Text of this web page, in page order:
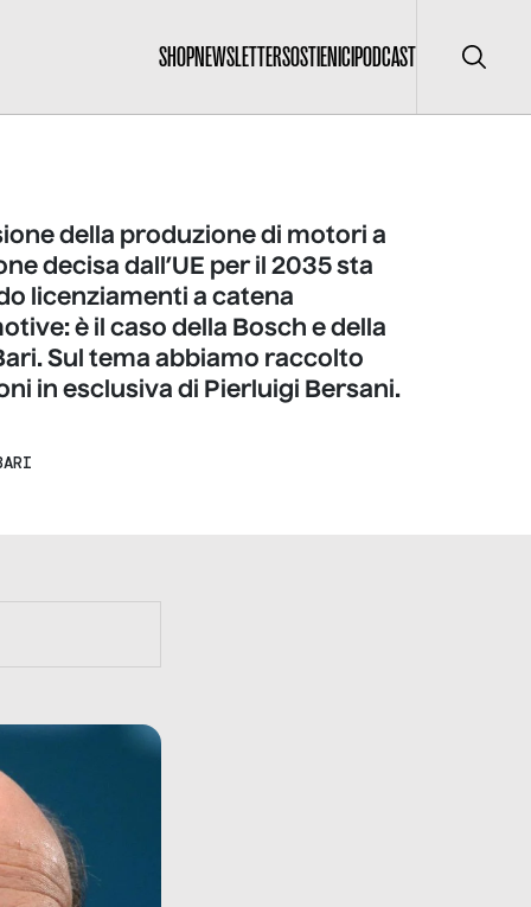
SHOPNEWSLETTERSOSTIENICIPODCAST Cerca
della produzione di motori a
decisa dall’UE per il 2035 sta
licenziamenti a catena
è il caso della Bosch e della
Sul tema abbiamo raccolto
in esclusiva di Pierluigi Bersani.